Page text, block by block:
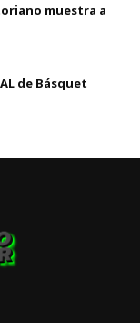
muestra a
de Básquet